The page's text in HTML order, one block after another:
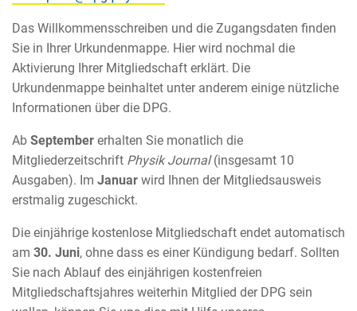
Das Willkommensschreiben und die Zugangsdaten finden
Sie in Ihrer Urkundenmappe. Hier wird nochmal die
Aktivierung Ihrer Mitgliedschaft erklärt. Die
Urkundenmappe beinhaltet unter anderem einige nützliche
Informationen über die DPG.
Ab September erhalten Sie monatlich die
Mitgliederzeitschrift Physik Journal(insgesamt 10
Ausgaben). Im Januar wird Ihnen der Mitgliedsausweis
erstmalig zugeschickt.
Die einjährige kostenlose Mitgliedschaft endet automatisch
am 30. Juni, ohne dass es einer Kündigung bedarf. Sollten
Sie nach Ablauf des einjährigen kostenfreien
Mitgliedschaftsjahres weiterhin Mitglied der DPG sein